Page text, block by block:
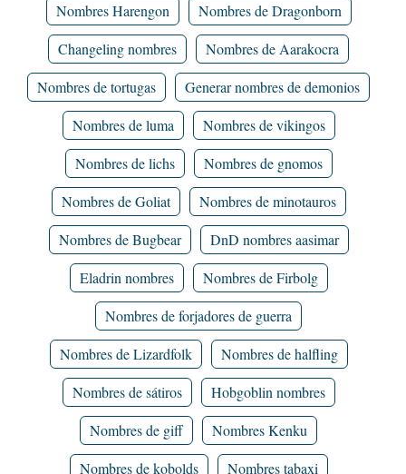
Nombres Harengon
Nombres de Dragonborn
Changeling nombres
Nombres de Aarakocra
Nombres de tortugas
Generar nombres de demonios
Nombres de luma
Nombres de vikingos
Nombres de lichs
Nombres de gnomos
Nombres de Goliat
Nombres de minotauros
Nombres de Bugbear
DnD nombres aasimar
Eladrin nombres
Nombres de Firbolg
Nombres de forjadores de guerra
Nombres de Lizardfolk
Nombres de halfling
Nombres de sátiros
Hobgoblin nombres
Nombres de giff
Nombres Kenku
Nombres de kobolds
Nombres tabaxi